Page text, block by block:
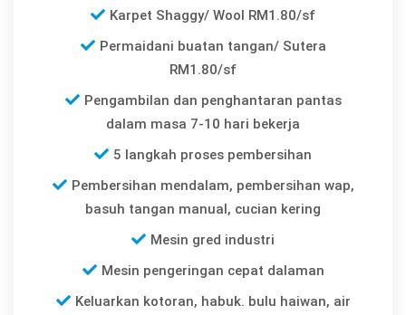
Karpet Shaggy/ Wool RM1.80/sf
Permaidani buatan tangan/ Sutera
RM1.80/sf
Pengambilan dan penghantaran pantas
dalam masa 7-10 hari bekerja
5 langkah proses pembersihan
Pembersihan mendalam, pembersihan wap,
basuh tangan manual, cucian kering
Mesin gred industri
Mesin pengeringan cepat dalaman
Keluarkan kotoran, habuk. bulu haiwan, air